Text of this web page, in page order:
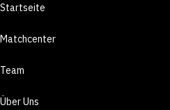
Startseite
Matchcenter
Team
Über Uns